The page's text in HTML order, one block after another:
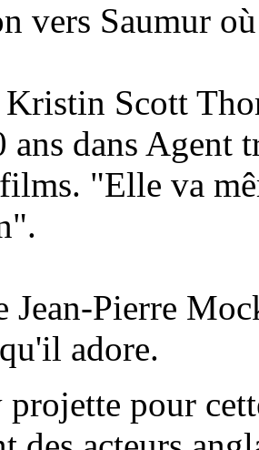
vers Saumur
Scott
ans dans Agent
"Elle va
Jean-Pierre
adore.
pour